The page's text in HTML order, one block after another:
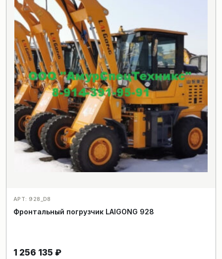
АРТ: 928_D8
Фронтальный погрузчик LAIGONG 928
1 256 135 ₽